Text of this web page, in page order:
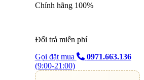
Chính hãng 100%
Đổi trả miễn phí
Gọi đặt mua
0971.663.136
(9:00-21:00)